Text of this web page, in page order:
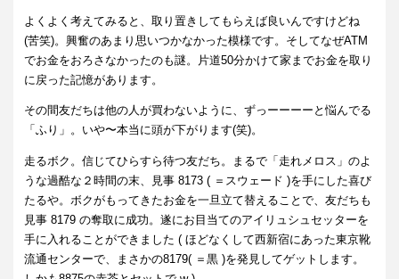
よくよく考えてみると、取り置きしてもらえば良いんですけどね
(苦笑)。興奮のあまり思いつかなかった模様です。そしてなぜATM
でお金をおろさなかったのも謎。片道50分かけて家までお金を取り
に戻った記憶があります。
その間友だちは他の人が買わないように、ずっーーーーと悩んでる
「ふり」。いや〜本当に頭が下がります(笑)。
走るボク。信じてひらすら待つ友だち。まるで「走れメロス」のよ
うな過酷な２時間の末、見事 8173 ( ＝スウェード )を手にした喜び
たるや。ボクがもってきたお金を一旦立て替えることで、友だちも
見事 8179 の奪取に成功。遂にお目当てのアイリュシュセッターを
手に入れることができました ( ほどなくして西新宿にあった東京靴
流通センターで、まさかの8179( ＝黒 )を発見してゲットします。